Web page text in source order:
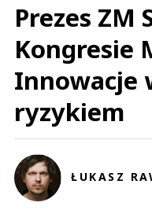
Prezes ZM
Kongresie
Innowacje
ryzykiem
ŁUKASZ